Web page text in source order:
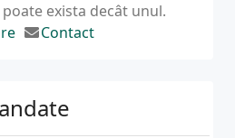
exista decât unul.
Contact